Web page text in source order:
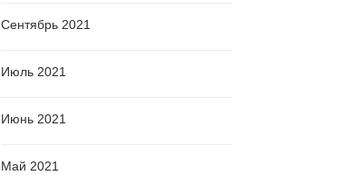
Сентябрь 2021
Июль 2021
Июнь 2021
Май 2021